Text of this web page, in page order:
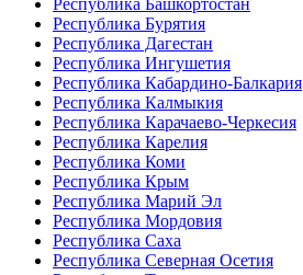
Республика Бурятия
Республика Дагестан
Республика Ингушетия
Республика Кабардино-Балкария
Республика Калмыкия
Республика Карачаево-Черкесия
Республика Карелия
Республика Коми
Республика Крым
Республика Марий Эл
Республика Мордовия
Республика Саха
Республика Северная Осетия